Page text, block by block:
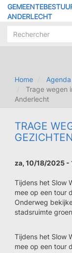
Overslaan
ANDERLECHT
Home
Agenda
Trage wegen
Anderlecht
TRAGE
za, 10/18/2025 -
Tijdens het Slow
mee op een tour
Onderweg
stadsruimte
Tijdens het Slow
mee op een tour